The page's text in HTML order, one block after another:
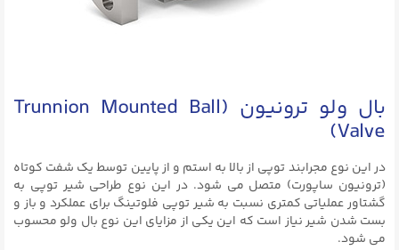
بال ولو ترونیون (Trunnion Mounted Ball
Valve)
در این نوع مجرابند توپی از بالا به استم و از پایین توسط یک شفت کوتاه
(ترونیون ساپورت) متصل می شود. در این نوع طراحی شیر توپی به
گشتاور عملیاتی کمتری نسبت به شیر توپی فلوتینگ برای عملکرد و باز و
بست شدن شیر نیاز است که این یکی از مزایای این نوع بال ولو محسوب
می شود.